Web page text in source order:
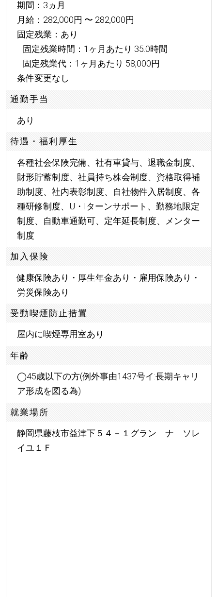
期間：3ヵ月
月給：282,000円 〜 282,000円
固定残業：あり
固定残業時間：1ヶ月あたり 35.0時間
固定残業代：1ヶ月あたり 58,000円
条件変更なし
通勤手当
あり
待遇・福利厚生
各種社会保険完備、社有車貸与、退職金制度、
財形貯蓄制度、社員持ち株会制度、資格取得補
助制度、社内表彰制度、自社物件入居制度、各
種研修制度、U・Iターンサポート、勤務地限定
制度、自動車通勤可、定年延長制度、メンター
制度
加入保険
健康保険あり・厚生年金あり・雇用保険あり・
労災保険あり
受動喫煙防止措置
屋内に喫煙専用室あり
年齢
◯45歳以下の方(例外事由1437号イ:長期キャリ
ア形成を図る為)
就業場所
静岡県藤枝市益津下５４－１グラン ナ ソレ
イユ１Ｆ